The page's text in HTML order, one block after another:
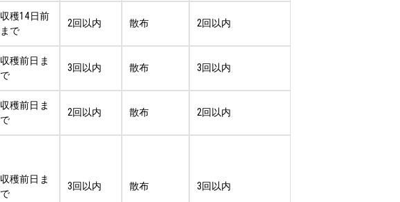
収穫14日前
まで
2回以内 散布 2回以内
収穫前日ま
で
3回以内 散布 3回以内
収穫前日ま
で
2回以内 散布 2回以内
収穫前日ま
で
3回以内 散布 3回以内